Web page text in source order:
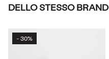
DELLO STESSO BRAND
- 30%